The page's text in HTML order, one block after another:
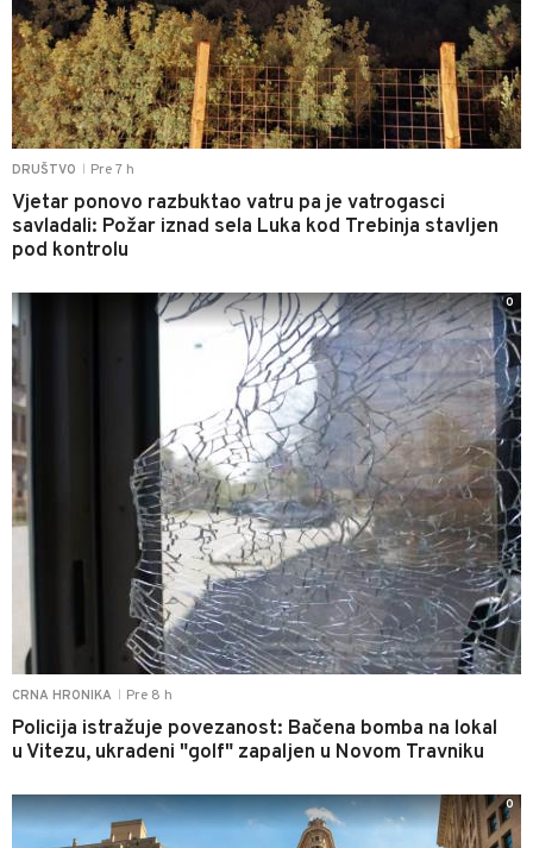
DRUŠTVO Pre 7 h
Vjetar ponovo razbuktao vatru pa je vatrogasci
savladali: Požar iznad sela Luka kod Trebinja stavljen
pod kontrolu
CRNA HRONIKA Pre 8 h
Policija istražuje povezanost: Bačena bomba na lokal
u Vitezu, ukradeni "golf" zapaljen u Novom Travniku
0
0